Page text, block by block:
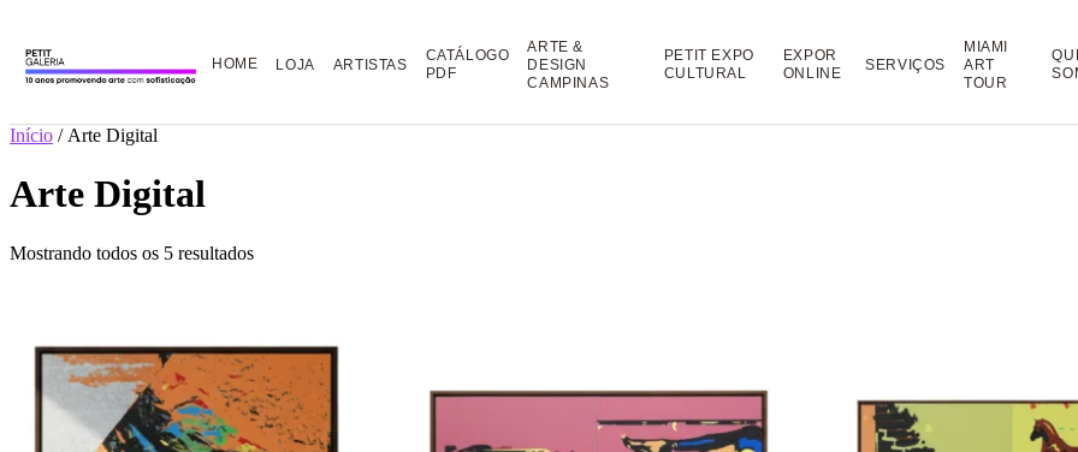
HOME LOJA ARTISTAS
CATÁLOGO
PDF
ARTE &
DESIGN
CAMPINAS
PETIT EXPO
CULTURAL
EXPOR
ONLINE
SERVIÇOS
MIAMI
ART
TOUR
Início / Arte Digital
Arte Digital
Mostrando todos os 5 resultados